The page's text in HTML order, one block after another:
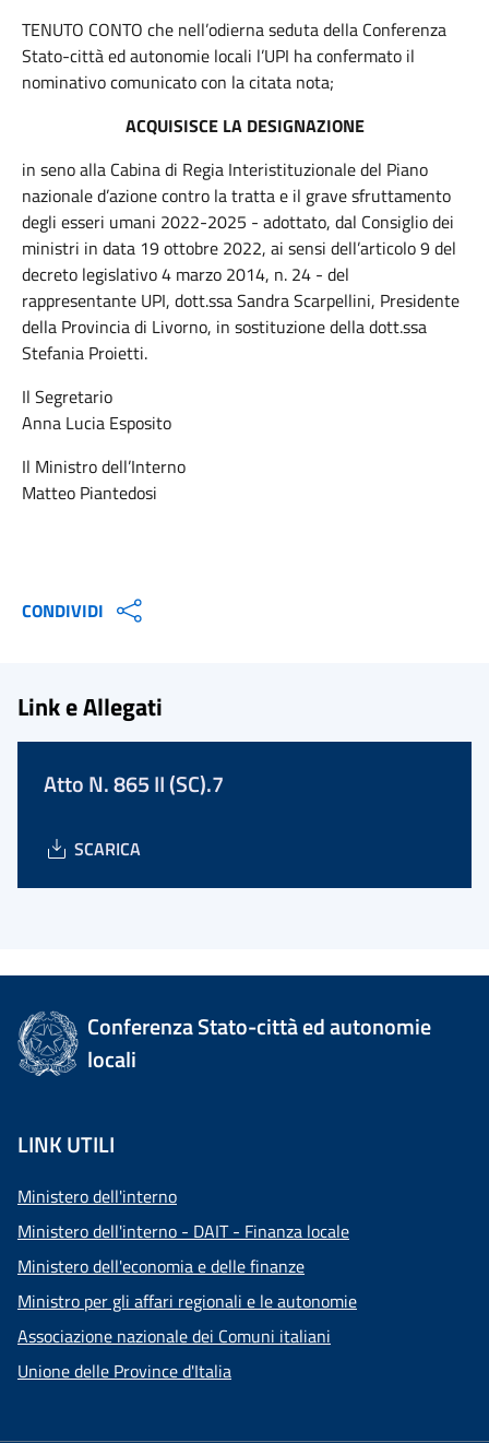
TENUTO CONTO che nell’odierna seduta della Conferenza
Stato-città ed autonomie locali l’UPI ha confermato il
nominativo comunicato con la citata nota;
ACQUISISCE LA DESIGNAZIONE
in seno alla Cabina di Regia Interistituzionale del Piano
nazionale d’azione contro la tratta e il grave sfruttamento
degli esseri umani 2022-2025 - adottato, dal Consiglio dei
ministri in data 19 ottobre 2022, ai sensi dell’articolo 9 del
decreto legislativo 4 marzo 2014, n. 24 - del
rappresentante UPI, dott.ssa Sandra Scarpellini, Presidente
della Provincia di Livorno, in sostituzione della dott.ssa
Stefania Proietti.
Il Segretario
Anna Lucia Esposito
Il Ministro dell’Interno
Matteo Piantedosi
CONDIVIDI
Link e Allegati
Atto N. 865 II (SC).7
SCARICA
Conferenza Stato-città ed autonomie
locali
LINK UTILI
Ministero dell'interno
Ministero dell'interno - DAIT - Finanza locale
Ministero dell'economia e delle finanze
Ministro per gli affari regionali e le autonomie
Associazione nazionale dei Comuni italiani
Unione delle Province d'Italia